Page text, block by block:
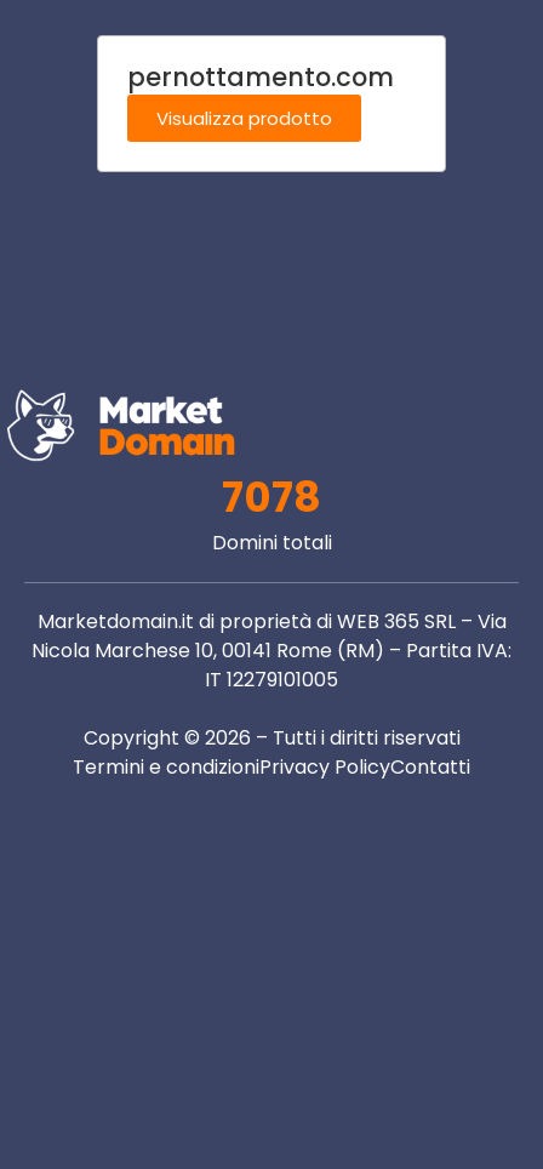
pernottamento.com
Visualizza prodotto
7078
Domini totali
Marketdomain.it di proprietà di WEB 365 SRL – Via
Nicola Marchese 10, 00141 Rome (RM) – Partita IVA:
IT 12279101005
Copyright © 2026 – Tutti i diritti riservati
Termini e condizioniPrivacy PolicyContatti